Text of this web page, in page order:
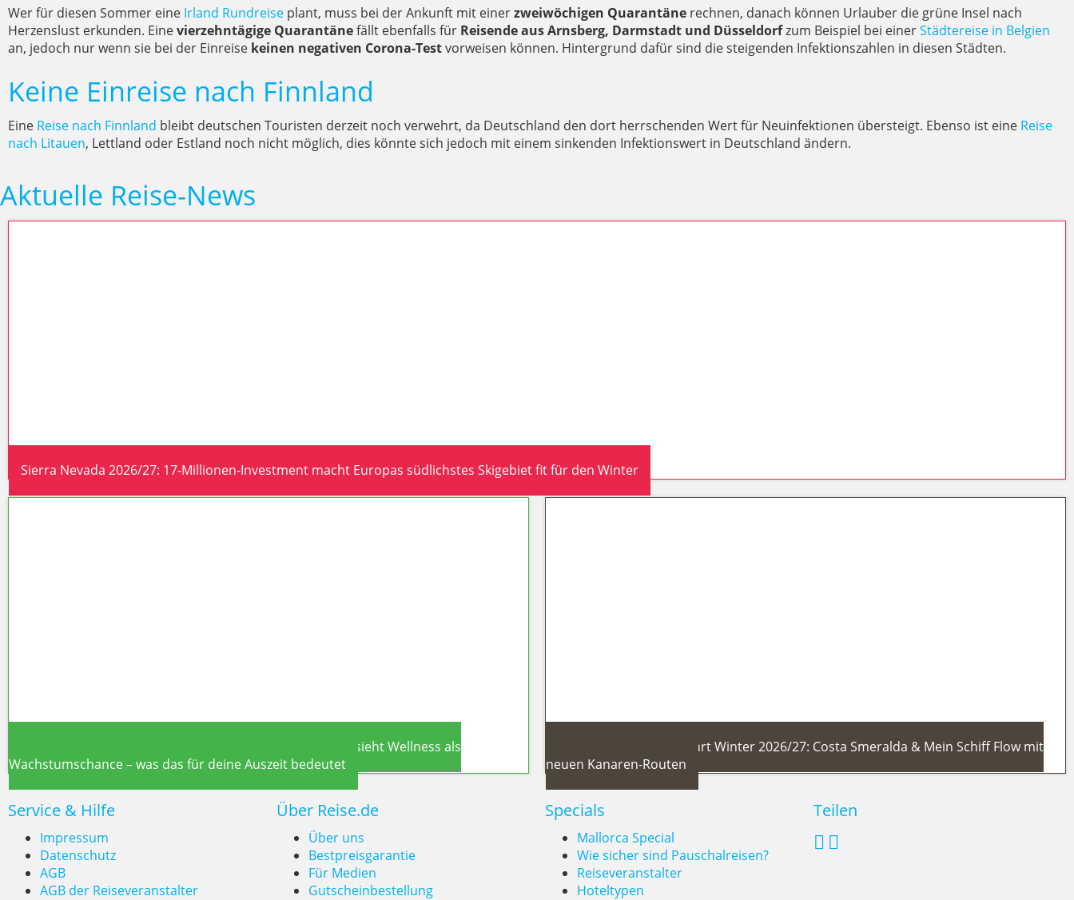
Wer für diesen Sommer eine Irland Rundreise plant, muss bei der Ankunft mit einerzweiwöchigen Quarantäne rechnen, danach können Urlauber die grüne Insel nach
Herzenslust erkunden. Einevierzehntägige Quarantänefällt ebenfalls für Reisende aus Arnsberg, Darmstadt und Düsseldorfzum Beispiel bei einerStädtereise in Belgien
an, jedoch nur wenn sie bei der Einreise keinen negativen Corona-Testvorweisen können. Hintergrund dafür sind die steigenden Infektionszahlen in diesen Städten.
Keine Einreise nach Finnland
Eine Reise nach Finnland bleibt deutschen Touristen derzeit noch verwehrt, da Deutschland den dort herrschenden Wert für Neuinfektionen übersteigt. Ebenso ist eine Reise
nach Litauen, Lettland oder Estland noch nicht möglich, dies könnte sich jedoch mit einem sinkenden Infektionswert in Deutschland ändern.
Aktuelle Reise-News
Sierra Nevada 2026/27: 17-Millionen-Investment macht Europas südlichstes Skigebiet fit für den Winter
Lanzarote Wellnessurlaub 2026: Neuer Trends-
Lanzarote Wellnessurlaub 2026: Neuer Trends-Monitor sieht Wellness als
Wachstumschance – was das für deine Auszeit bedeutet
Fuerteventura Kreuzfahrt Winter 2026/27:
Fuerteventura Kreuzfahrt Winter 2026/27: Costa Smeralda & Mein Schiff Flow mit
neuen Kanaren-Routen
Service & Hilfe
Impressum
Datenschutz
AGB
AGB der Reiseveranstalter
Über Reise.de
Über uns
Bestpreisgarantie
Für Medien
Gutscheinbestellung
Specials
Mallorca Special
Wie sicher sind Pauschalreisen?
Reiseveranstalter
Hoteltypen
Teilen